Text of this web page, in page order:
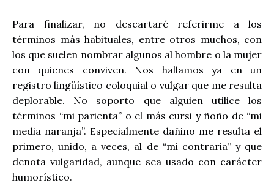
Para finalizar, no descartaré referirme a los
términos más habituales, entre otros muchos, con
los que suelen nombrar algunos al hombre o la mujer
con quienes conviven. Nos hallamos ya en un
registro lingüístico coloquial o vulgar que me resulta
deplorable. No soporto que alguien utilice los
términos “mi parienta” o el más cursi y ñoño de “mi
media naranja”. Especialmente dañino me resulta el
primero, unido, a veces, al de “mi contraria” y que
denota vulgaridad, aunque sea usado con carácter
humorístico.